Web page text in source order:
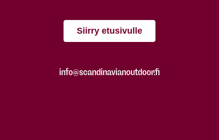
Siirry etusivulle
info@scandinavianoutdoor.fi